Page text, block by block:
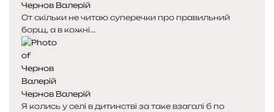
Чернов Валерій
От скільки не читаю суперечки про правильний
борщ, а в кожні...
Чернов Валерій
Я колись у селі в дитинстві за таке взагалі б по